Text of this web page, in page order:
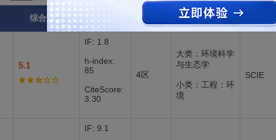
综合评分 期刊指标
新锐期刊
分区表
学科领域
5.1
IF: 1.8
h-index:
85
CiteScore:
3.30
4区
大类：环境科学
与生态学
小类：工程：环
境
SCIE
IF: 9.1